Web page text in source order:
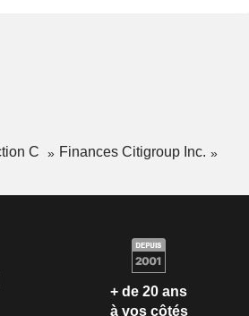
C
Finances Citigroup Inc.
+ de 20 ans
à vos côtés